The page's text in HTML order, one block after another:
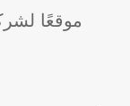
موقعًا